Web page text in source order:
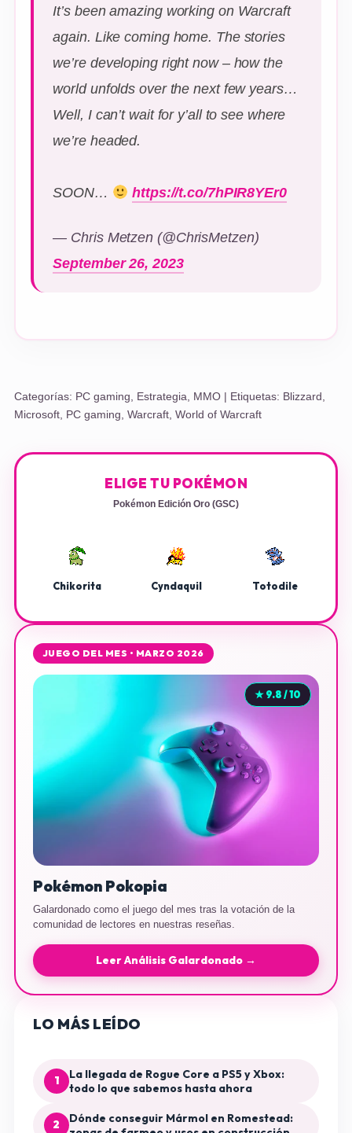
It’s been amazing working on Warcraft
again. Like coming home. The stories
we’re developing right now – how the
world unfolds over the next few years…
Well, I can’t wait for y’all to see where
we’re headed.
SOON… https://t.co/7hPIR8YEr0
— Chris Metzen (@ChrisMetzen)
September 26, 2023
Categorías: PC gaming, Estrategia, MMO| Etiquetas: Blizzard,
Microsoft, PC gaming, Warcraft, World of Warcraft
ELIGE TU POKÉMON
Pokémon Edición Oro (GSC)
Chikorita Cyndaquil Totodile
JUEGO DEL MES • MARZO 2026
★ 9.8 / 10
Pokémon Pokopia
Galardonado como el juego del mes tras la votación de la
comunidad de lectores en nuestras reseñas.
Leer Análisis Galardonado →
LO MÁS LEÍDO
1
La llegada de Rogue Core a PS5 y Xbox:
todo lo que sabemos hasta ahora
2
Dónde conseguir Mármol en Romestead: